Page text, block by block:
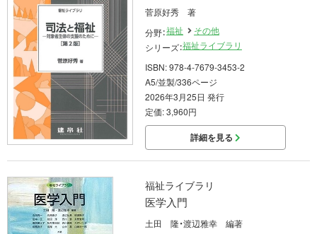
菅原好秀 著
分野：福祉
その他
シリーズ：福祉ライブラリ
ISBN: 978-4-7679-3453-2
A5/並製/336ページ
2026年3月25日 発行
定価: 3,960円
詳細を見る
福祉ライブラリ
医学入門
土田 隆・渡辺雅幸 編著